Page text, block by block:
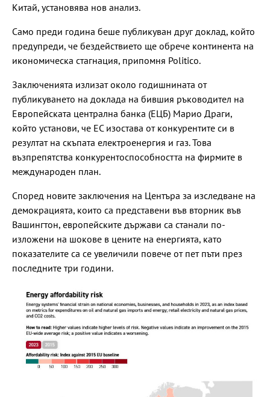
Китай, установява нов анализ.
Само преди година беше публикуван друг доклад, който
предупреди, че бездействието ще обрече континента на
икономическа стагнация, припомня Politico.
Заключенията излизат около годишнината от
публикуването на доклада на бившия ръководител на
Европейската централна банка (ЕЦБ) Марио Драги,
който установи, че ЕС изостава от конкурентите си в
резултат на скъпата електроенергия и газ. Това
възпрепятства конкурентоспособността на фирмите в
международен план.
Според новите заключения на Центъра за изследване на
демокрацията, които са представени във вторник във
Вашингтон, европейските държави са станали по-
изложени на шокове в цените на енергията, като
показателите са се увеличили повече от пет пъти през
последните три години.